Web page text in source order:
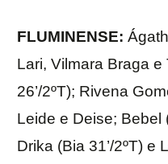
FLUMINENSE:
Lari, Vilmara Braga
26’/2ºT); Rivena
Leide e Deise; Bebel
Drika (Bia 31’/2ºT) e